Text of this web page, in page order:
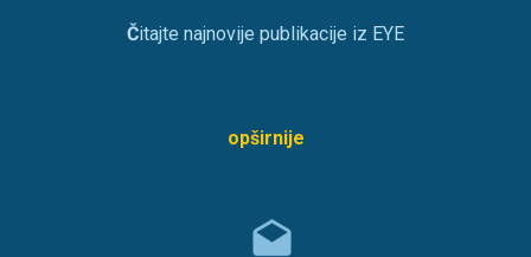
Čitajte najnovije publikacije iz EYE
opširnije